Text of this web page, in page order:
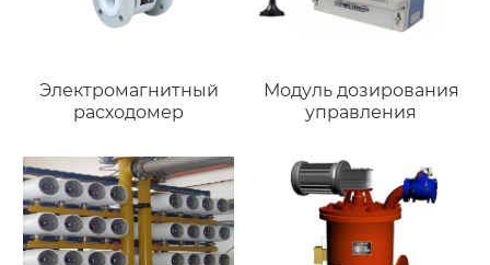
Электромагнитный
расходомер
Модуль дозирования
управления